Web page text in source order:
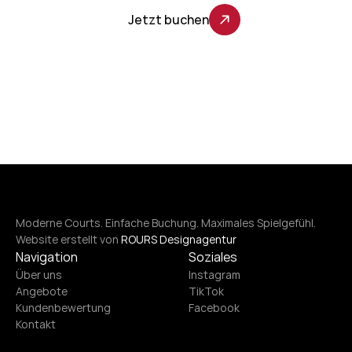
Jetzt buchen
Moderne Courts. Einfache Buchung. Maximales Spielgefühl.
Website erstellt von ROURS Designagentur
Navigation
Über uns
Angebote
Kundenbewertung
Kontakt
Soziales
Instagram
TikTok
Facebook